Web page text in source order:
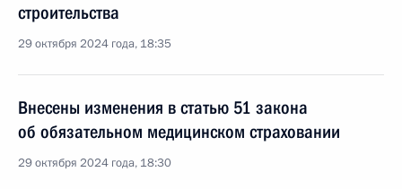
строительства
29 октября 2024 года, 18:35
Внесены изменения в статью 51 закона
об обязательном медицинском страховании
29 октября 2024 года, 18:30